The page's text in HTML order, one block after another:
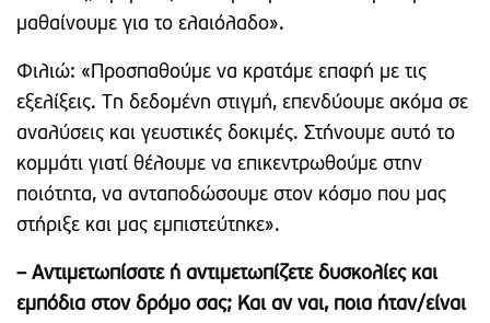
μαθαίνουμε για το ελαιόλαδο».
Φιλιώ: «Προσπαθούμε να κρατάμε επαφή με τις
εξελίξεις. Τη δεδομένη στιγμή, επενδύουμε ακόμα σε
αναλύσεις και γευστικές δοκιμές. Στήνουμε αυτό το
κομμάτι γιατί θέλουμε να επικεντρωθούμε στην
ποιότητα, να ανταποδώσουμε στον κόσμο που μας
στήριξε και μας εμπιστεύτηκε».
– Αντιμετωπίσατε ή αντιμετωπίζετε δυσκολίες και
εμπόδια στον δρόμο σας; Και αν ναι, ποια ήταν/είναι